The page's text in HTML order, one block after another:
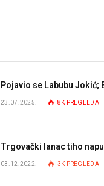
Pojavio se Labubu Jokić;
23.07.2025. 8K PREGLEDA
Trgovački lanac tiho
03.12.2022. 3K PREGLEDA